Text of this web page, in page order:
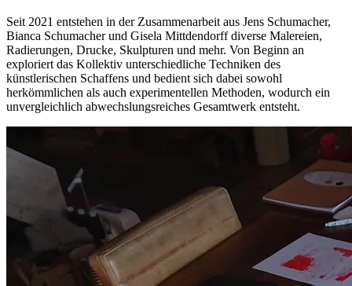
Seit 2021 entstehen in der Zusammenarbeit aus Jens Schumacher,
Bianca Schumacher und Gisela Mittdendorff diverse Malereien,
Radierungen, Drucke, Skulpturen und mehr. Von Beginn an
exploriert das Kollektiv unterschiedliche Techniken des
künstlerischen Schaffens und bedient sich dabei sowohl
herkömmlichen als auch experimentellen Methoden, wodurch ein
unvergleichlich abwechslungsreiches Gesamtwerk entsteht.